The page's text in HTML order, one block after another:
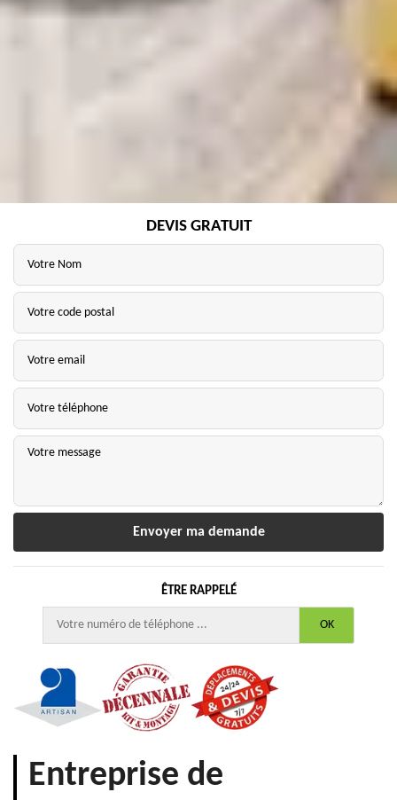
DEVIS GRATUIT
ÊTRE RAPPELÉ
Entreprise de